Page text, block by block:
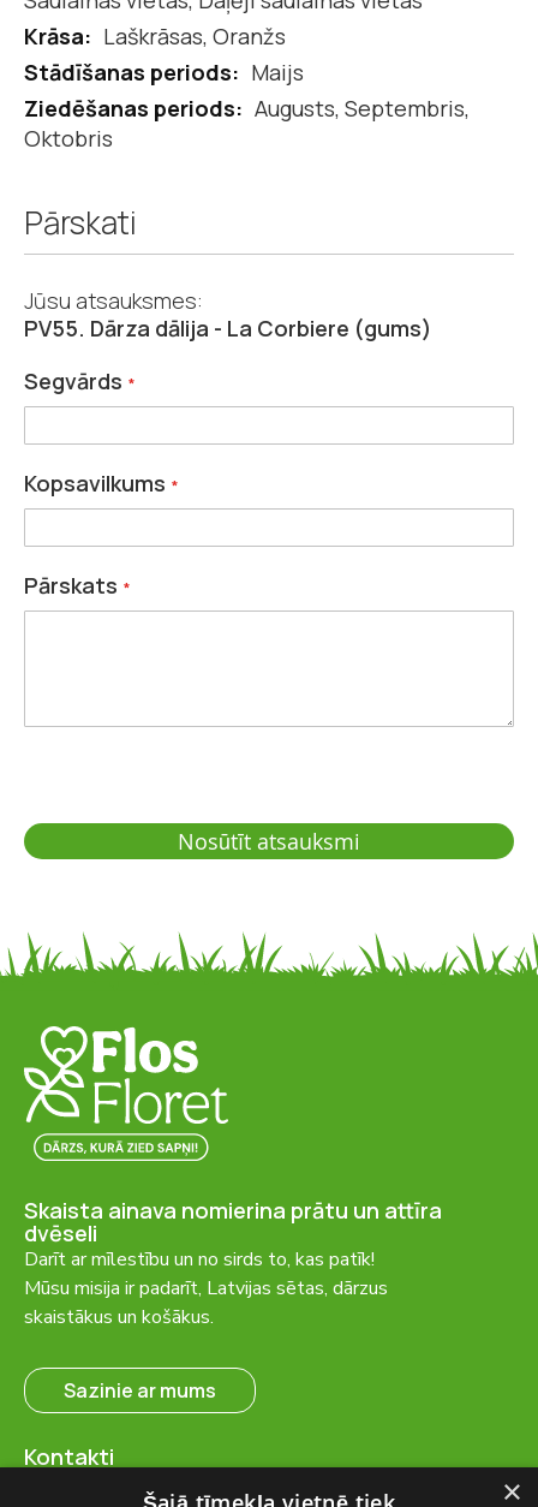
Laškrāsas, Oranžs
Maijs
Augusts, Septembris,
Oktobris
Pārskati
Jūsu atsauksmes:
PV55. Dārza dālija - La Corbiere (gums)
Segvārds
Kopsavilkums
Pārskats
Nosūtīt atsauksmi
Skaista ainava nomierina prātu un attīra
dvēseli
Darīt ar mīlestību un no sirds to, kas patīk!
Mūsu misija ir padarīt, Latvijas sētas, dārzus
skaistākus un košākus.
Sazinie ar mums
Kontakti
×